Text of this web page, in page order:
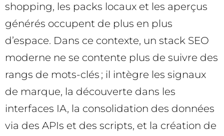
shopping, les packs locaux et les aperçus
générés occupent de plus en plus
d’espace. Dans ce contexte, un stack SEO
moderne ne se contente plus de suivre des
rangs de mots-clés ; il intègre les signaux
de marque, la découverte dans les
interfaces IA, la consolidation des données
via des APIs et des scripts, et la création de